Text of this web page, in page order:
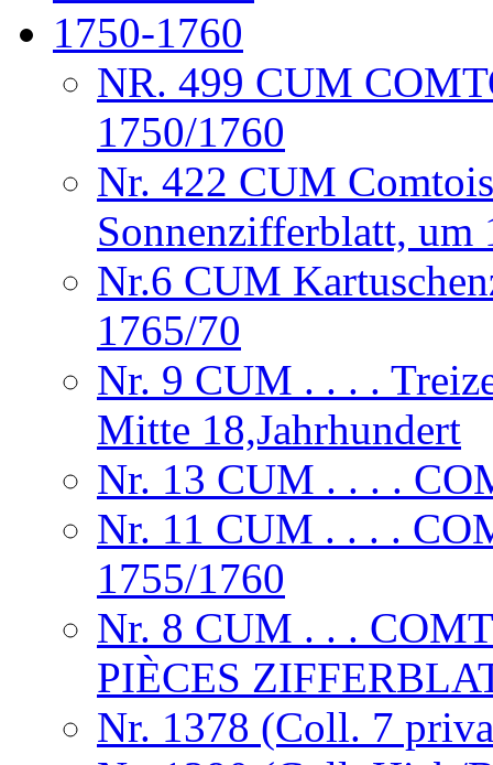
1750-1760
NR. 499 CUM
1750/1760
Nr. 422 CUM
Sonnenzifferblatt, um
Nr.6 CUM
1765/70
Nr. 9 CUM . . . .
Mitte 18,Jahrhundert
Nr. 13 CUM . . . .
Nr. 11 CUM . . . .
1755/1760
Nr. 8 CUM . . .
PIÈCES
Nr. 1378 (Coll. 7